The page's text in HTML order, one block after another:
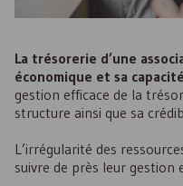
La trésorerie d’une
économique et sa
gestion efficace de la
structure ainsi que sa
L’irrégularité des
suivre de près leur gestion